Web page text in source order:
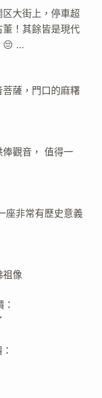
大街上，停車超
！其餘皆是現代
😔 …
薩，門口的麻糬
觀音， 值得一
座非常有歷史意義
祖像